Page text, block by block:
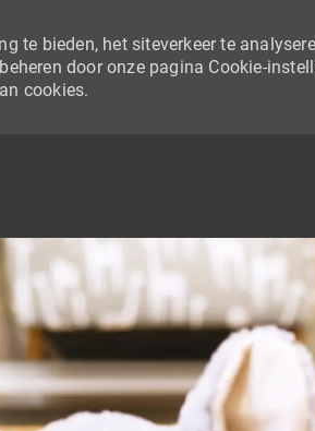
te bieden, het siteverkeer te
door onze pagina Cookie-
cookies.